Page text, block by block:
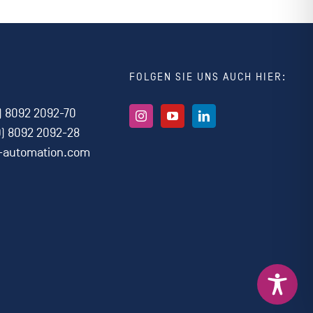
8092 2092-70
8092 2092-28
FOLGEN SIE UNS AUCH HIER: